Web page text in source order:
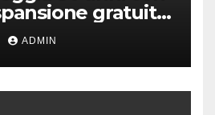
gratuita
Machine
ADMIN